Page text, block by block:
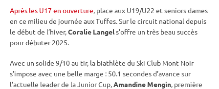
Après les U17 en ouverture, place aux U19/U22 et seniors dames
en ce milieu de journée aux Tuffes. Sur le circuit national depuis
le début de l’hiver,Coralie Langels’offre un très beau succès
pour débuter 2025.
Avec un solide 9/10 au tir, la biathlète du Ski Club Mont Noir
s’impose avec une belle marge : 50.1 secondes d’avance sur
l’actuelle leader de laJunior Cup,Amandine Mengin, première